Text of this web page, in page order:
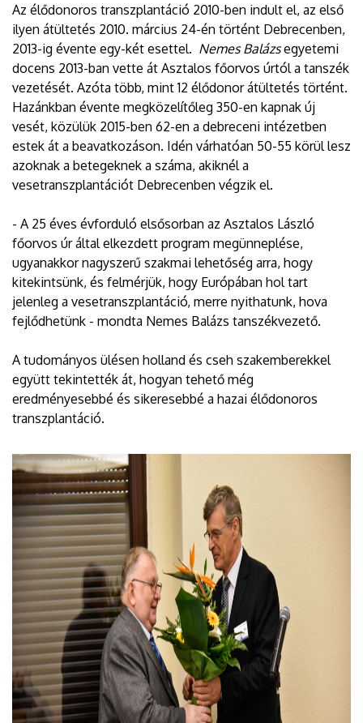
Az élődonoros transzplantáció 2010-ben indult el, az első
ilyen átültetés 2010. március 24-én történt Debrecenben,
2013-ig évente egy-két esettel. Nemes Balázsegyetemi
docens 2013-ban vette át Asztalos főorvos úrtól a tanszék
vezetését. Azóta több, mint 12 élődonor átültetés történt.
Hazánkban évente megközelítőleg 350-en kapnak új
vesét, közülük 2015-ben 62-en a debreceni intézetben
estek át a beavatkozáson. Idén várhatóan 50-55 körül lesz
azoknak a betegeknek a száma, akiknél a
vesetranszplantációt Debrecenben végzik el.
- A 25 éves évforduló elsősorban az Asztalos László
főorvos úr által elkezdett program megünneplése,
ugyanakkor nagyszerű szakmai lehetőség arra, hogy
kitekintsünk, és felmérjük, hogy Európában hol tart
jelenleg a vesetranszplantáció, merre nyithatunk, hova
fejlődhetünk - mondta Nemes Balázs tanszékvezető.
A tudományos ülésen holland és cseh szakemberekkel
együtt tekintették át, hogyan tehető még
eredményesebbé és sikeresebbé a hazai élődonoros
transzplantáció.